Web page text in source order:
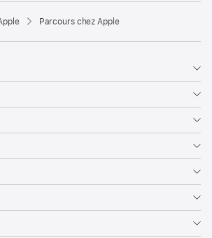
Parcours chez Apple